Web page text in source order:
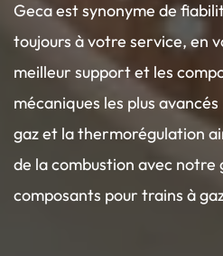
Geca est synonyme de
toujours à votre service, en
meilleur support et les
mécaniques les plus
gaz et la thermorégulation
de la combustion avec notre
composants pour trains à